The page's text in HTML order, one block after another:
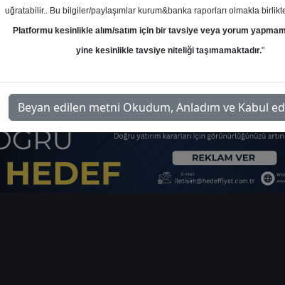
tavhl-trafik-sonuclari-6644
uğratabilir.. Bu bilgiler/paylaşımlar kurum&banka raporları olmakla
Platformu kesinlikle alım/satım için bir tavsiye veya yorum
yine kesinlikle tavsiye niteliği taşımamaktadır."
Beyan